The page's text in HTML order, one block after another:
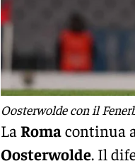
Oosterwolde con il
La Romacontinua
Oosterwolde. Il